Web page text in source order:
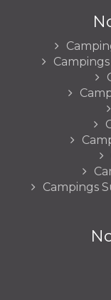
Campings